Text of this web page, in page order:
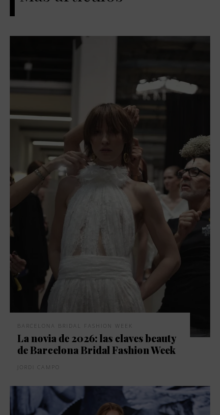
BARCELONA BRIDAL FASHION WEEK
La novia de 2026: las claves beauty
de Barcelona Bridal Fashion Week
JORDI CAMPO